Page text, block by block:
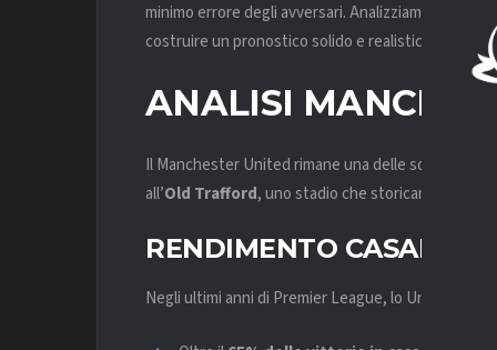
minimo errore degli avversari. Analizziamo nel
costruire un pronostico solido e realistico.
ANALISI
Il Manchester United rimane una delle squadre
all’Old Trafford, uno stadio che storicamente
RENDIMENTO CASALINGO
Negli ultimi anni di Premier League, lo United ha